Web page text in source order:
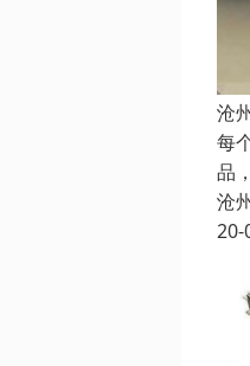
沧
每
品
沧
20-